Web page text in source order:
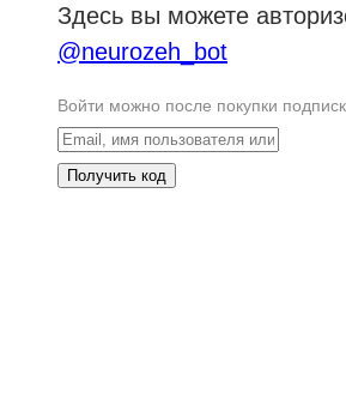
Здесь вы можете
@neurozeh_bot
Войти можно после покупки
Получить код